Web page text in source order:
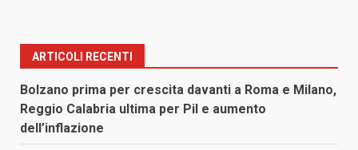
ARTICOLI RECENTI
Bolzano prima per crescita davanti a Roma e Milano,
Reggio Calabria ultima per Pil e aumento
dell’inflazione